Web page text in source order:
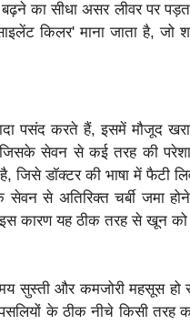
का सीधा असर लीवर पर
किलर' माना जाता है, जो
करते हैं, इसमें मौजूद
जिसके सेवन से कई तरह की
जिसे डॉक्टर की भाषा में फैटी
से अतिरिक्त चर्बी जमा
कारण यह ठीक तरह से खून को
सुस्ती और कमजोरी महसूस हो
के ठीक नीचे किसी तरह